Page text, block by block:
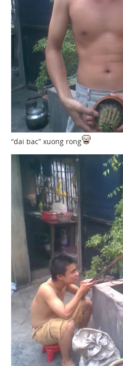
“dai bac” xuong rong